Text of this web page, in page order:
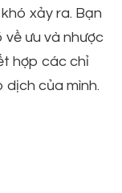
xảy ra. Bạn
về ưu và nhược
hợp các chỉ
của mình.